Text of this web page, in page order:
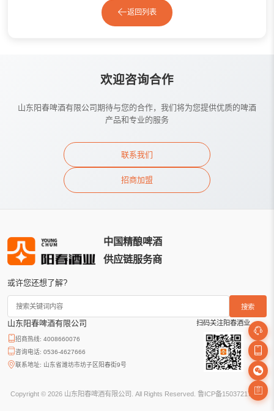
返回列表
欢迎咨询合作
山东阳春啤酒有限公司期待与您的合作，我们将为您提供优质的啤酒
产品和专业的服务
联系我们
招商加盟
中国精酿啤酒
供应链服务商
或许您还想了解?
搜索
山东阳春啤酒有限公司
招商热线: 4008660076
咨询电话: 0536-4627666
联系地址: 山东省潍坊市坊子区阳春街9号
扫码关注阳春酒业
Copyright © 2026 山东阳春啤酒有限公司. All Rights Reserved. 鲁ICP备15037217号-1